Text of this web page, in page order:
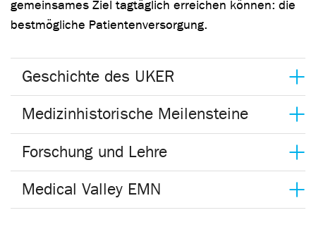
gemeinsames Ziel tagtäglich erreichen können: die
bestmögliche Patientenversorgung.
Geschichte des UKER
Medizinhistorische Meilensteine
Forschung und Lehre
Medical Valley EMN